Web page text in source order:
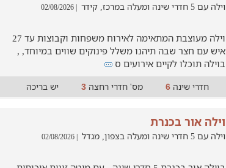
וילה עם 5 חדרי שינה ומעלה במרכז, קידר | 02/08/2026
וילה מעוצבת המתאימה לאירוח משפחות וקבוצות עד 27
איש עם חצר שבה תיהנו משלל פינוקים שווים במיוחד, ,
בוילה תוכלו לקיים אירועים ס
חדרי שינה6 מס' חדרי רחצה3 יש בריכה
וילה אור בכנרת
וילה עם 5 חדרי שינה ומעלה בצפון, מגדל | 02/08/2026